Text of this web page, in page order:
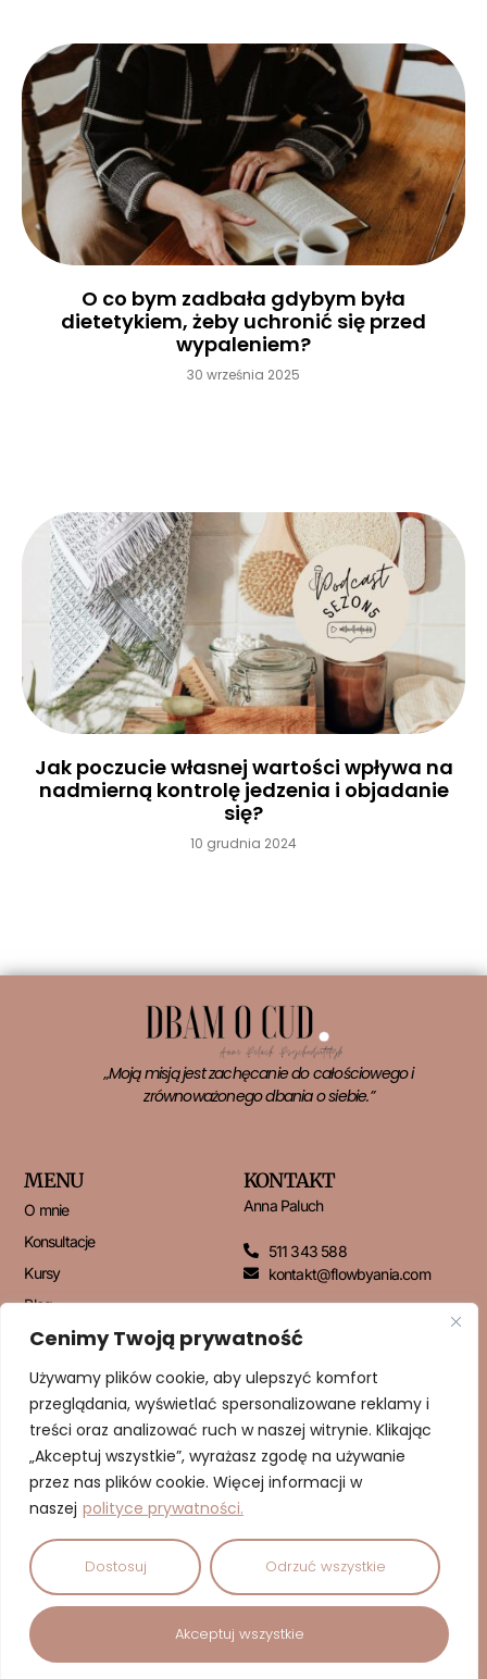
Cenimy Twoją prywatność
Używamy plików cookie, aby ulepszyć komfort
przeglądania, wyświetlać spersonalizowane reklamy i
treści oraz analizować ruch w naszej witrynie. Klikając
„Akceptuj wszystkie”, wyrażasz zgodę na używanie
przez nas plików cookie. Więcej informacji w
naszej polityce prywatności.
Dostosuj Odrzuć wszystkie
Akceptuj wszystkie
O co bym zadbała gdybym była
dietetykiem, żeby uchronić się przed
wypaleniem?
30 września 2025
Jak poczucie własnej wartości wpływa na
nadmierną kontrolę jedzenia i objadanie
się?
10 grudnia 2024
„Moją misją jest zachęcanie do całościowego i
zrównoważonego dbania o siebie.”
MENU
O mnie
Konsultacje
Kursy
Blog
Kontakt
KONTAKT
Anna Paluch
511 343 588
kontakt@flowbyania.com
NEWSLETTER
ZAPISUJĘ SIĘ!
© 2026 Dbam o Cud | Anna Paluch – Psychodietetyk | Wszelkie